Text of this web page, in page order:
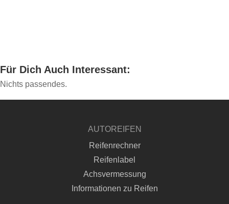
Für Dich Auch Interessant:
Nichts passendes.
AUTOREIFEN
Reifenrechner
Reifenlabel
Achsvermessung
Informationen zu Reifen